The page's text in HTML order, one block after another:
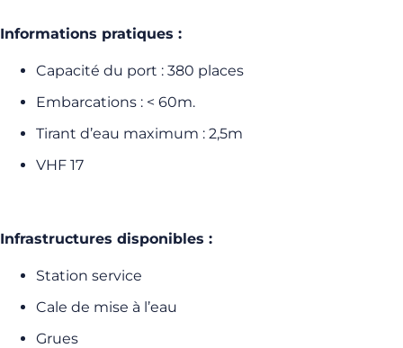
Informations pratiques :
Capacité du port : 380 places
Embarcations : < 60m.
Tirant d’eau maximum : 2,5m
VHF 17
Infrastructures disponibles :
Station service
Cale de mise à l’eau
Grues